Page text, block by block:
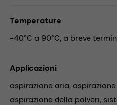
Temperature
-40°C a 90°C, a breve
Applicazioni
aspirazione aria,
aspirazione della polveri,